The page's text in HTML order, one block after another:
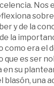
Nos
y de la
la
como era el
que es ser
en su
blasón, una